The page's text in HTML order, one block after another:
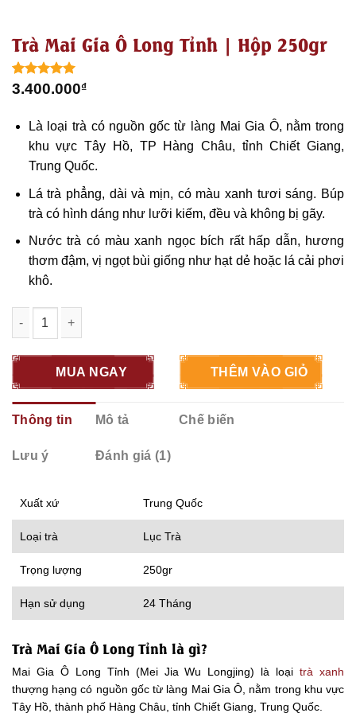
Trà Mai Gia Ô Long Tỉnh | Hộp 250gr
5.00trên 5
1
3.400.000₫
Là loại trà có nguồn gốc từ làng Mai Gia Ô, nằm trong
khu vực Tây Hồ, TP Hàng Châu, tỉnh Chiết Giang,
Trung Quốc.
Lá trà phẳng, dài và mịn, có màu xanh tươi sáng. Búp
trà có hình dáng như lưỡi kiếm, đều và không bị gãy.
Nước trà có màu xanh ngọc bích rất hấp dẫn, hương
thơm đậm, vị ngọt bùi giống như hạt dẻ hoặc lá cải phơi
khô.
THÊM VÀO GIỎ
MUA NGAY
Thông tin Mô tả Chế biến
Lưu ý Đánh giá (1)
Xuất xứ Trung Quốc
Loại trà Lục Trà
Trọng lượng 250gr
Hạn sử dụng 24 Tháng
Trà Mai Gia Ô Long Tỉnh là gì?
Mai Gia Ô Long Tỉnh (Mei Jia Wu Longjing) là loạitrà xanh
thượng hạng có nguồn gốc từ làng Mai Gia Ô, nằm trong khu vực
Tây Hồ, thành phố Hàng Châu, tỉnh Chiết Giang, Trung Quốc.